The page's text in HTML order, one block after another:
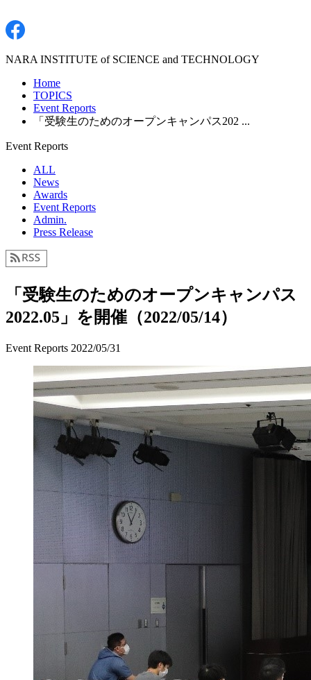
NARA INSTITUTE of SCIENCE and TECHNOLOGY
Home
TOPICS
Event Reports
「受験生のためのオープンキャンパス202 ...
Event Reports
ALL
News
Awards
Event Reports
Admin.
Press Release
「受験生のためのオープンキャンパス
2022.05」を開催（2022/05/14）
Event Reports 2022/05/31